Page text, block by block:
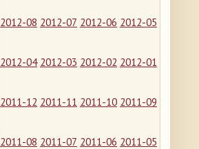
2012-08 2012-07 2012-06 2012-05
2012-04 2012-03 2012-02 2012-01
2011-12 2011-11 2011-10 2011-09
2011-08 2011-07 2011-06 2011-05